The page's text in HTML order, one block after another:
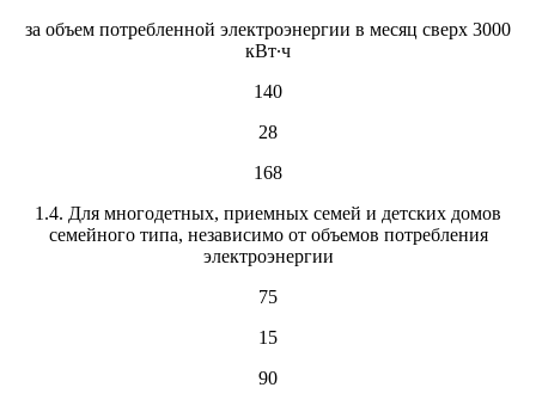
за объем потребленной электроэнергии в месяц сверх 3000
кВт·ч
140
28
168
1.4. Для многодетных, приемных семей и детских домов
семейного типа, независимо от объемов потребления
электроэнергии
75
15
90